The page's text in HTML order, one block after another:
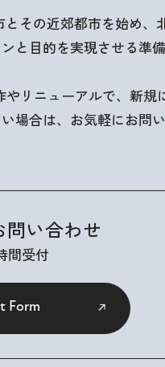
とその近郊都市を始め、
と目的を実現させる準備
リニューアルで、新規
場合は、お気軽にお問い
問い合わせ
間受付
Form